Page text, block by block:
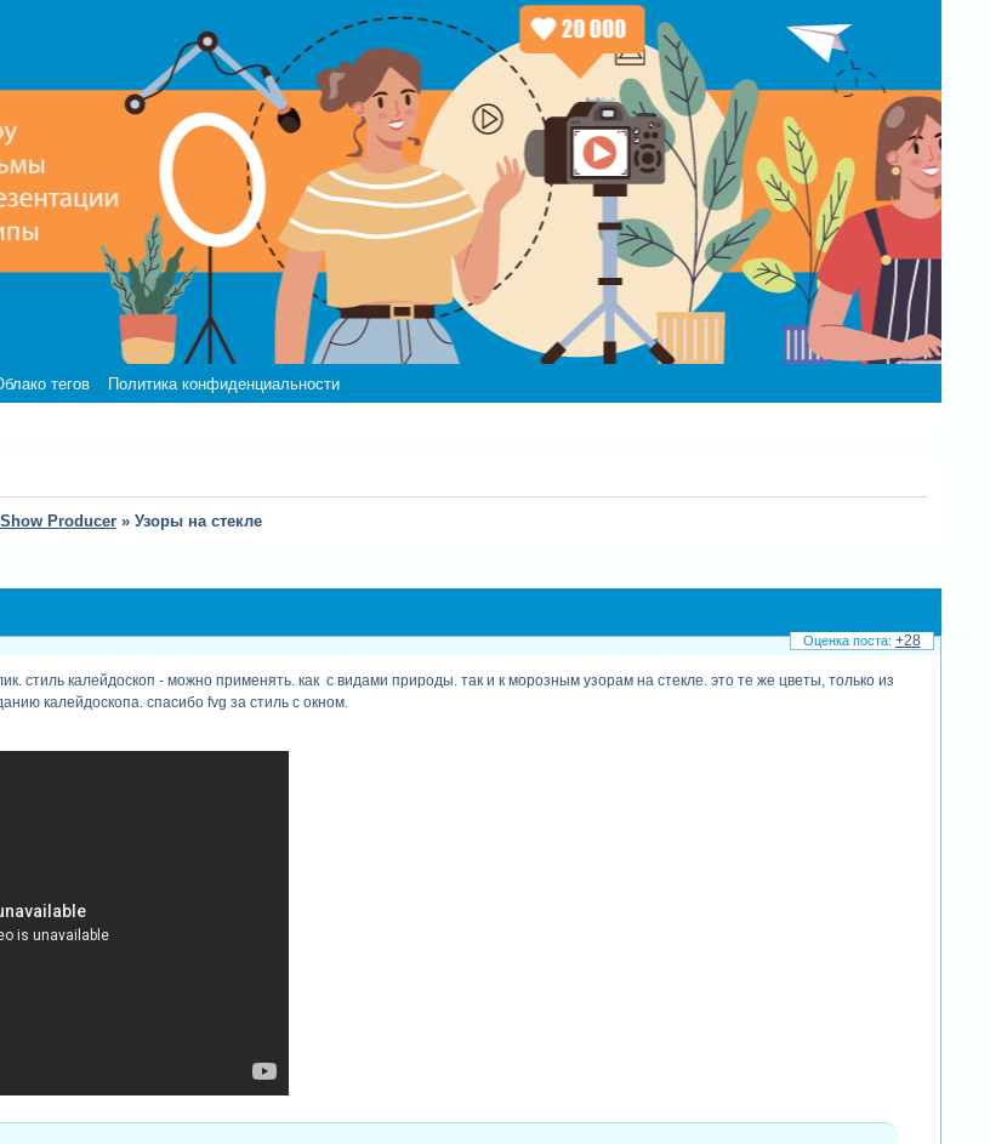
тегов Политика конфиденциальности
Producer » Узоры на стекле
стиль калейдоскоп - можно применять. как с видами природы. так и к морозным узорам на стекле. это те же цветы, только из
калейдоскопа. спасибо fvg за стиль с окном.
+28